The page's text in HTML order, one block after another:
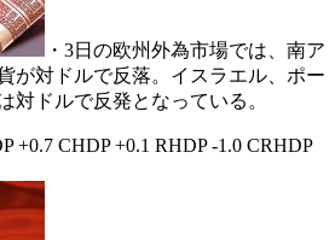
・3日の欧州外為市場では、南ア
が対ドルで反落。イスラエル、ポー
対ドルで反発となっている。
CHDP +0.1 RHDP -1.0 CRHDP